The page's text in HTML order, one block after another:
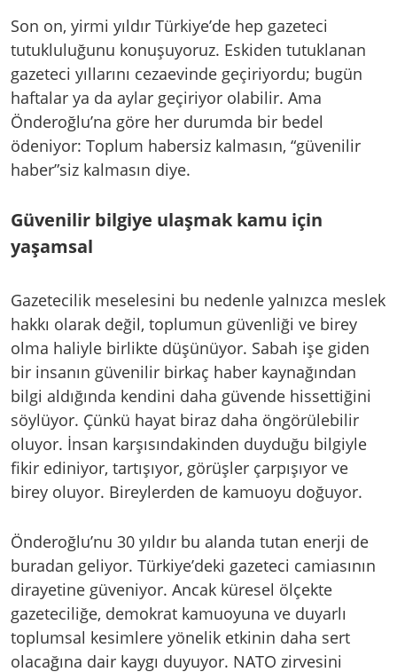
Son on, yirmi yıldır Türkiye’de hep gazeteci
tutukluluğunu konuşuyoruz. Eskiden tutuklanan
gazeteci yıllarını cezaevinde geçiriyordu; bugün
haftalar ya da aylar geçiriyor olabilir. Ama
Önderoğlu’na göre her durumda bir bedel
ödeniyor: Toplum habersiz kalmasın, “güvenilir
haber”siz kalmasın diye.
Güvenilir bilgiye ulaşmak kamu için
yaşamsal
Gazetecilik meselesini bu nedenle yalnızca meslek
hakkı olarak değil, toplumun güvenliği ve birey
olma haliyle birlikte düşünüyor. Sabah işe giden
bir insanın güvenilir birkaç haber kaynağından
bilgi aldığında kendini daha güvende hissettiğini
söylüyor. Çünkü hayat biraz daha öngörülebilir
oluyor. İnsan karşısındakinden duyduğu bilgiyle
fikir ediniyor, tartışıyor, görüşler çarpışıyor ve
birey oluyor. Bireylerden de kamuoyu doğuyor.
Önderoğlu’nu 30 yıldır bu alanda tutan enerji de
buradan geliyor. Türkiye’deki gazeteci camiasının
dirayetine güveniyor. Ancak küresel ölçekte
gazeteciliğe, demokrat kamuoyuna ve duyarlı
toplumsal kesimlere yönelik etkinin daha sert
olacağına dair kaygı duyuyor. NATO zirvesini